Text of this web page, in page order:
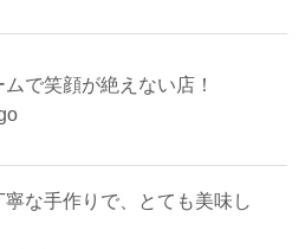
で笑顔が絶えない店！
寧な手作りで、とても美味し